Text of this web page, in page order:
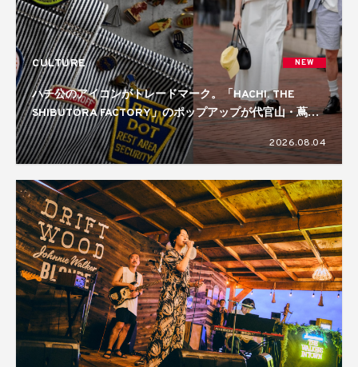
CULTURE NEW
ハチ公のアイコンがトレードマーク。「HACHI. THE
SHIBUTORA FACTORY」のポップアップが代官山・蔦屋
書店で開催中
2026.08.04